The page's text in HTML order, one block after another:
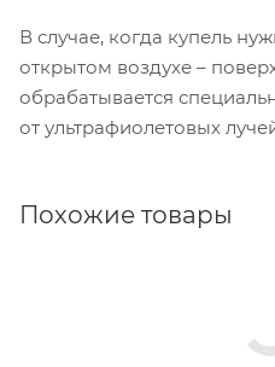
В случае, когда купель
открытом воздухе –
обрабатывается
от ультрафиолетовых
Похожие товары